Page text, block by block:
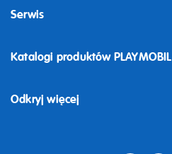
Serwis
Odstąpienie od umowy
Katalogi produktów PLAYMOBIL
Odkryj więcej